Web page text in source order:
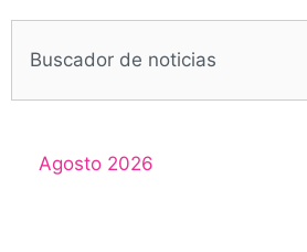
Agosto 2026